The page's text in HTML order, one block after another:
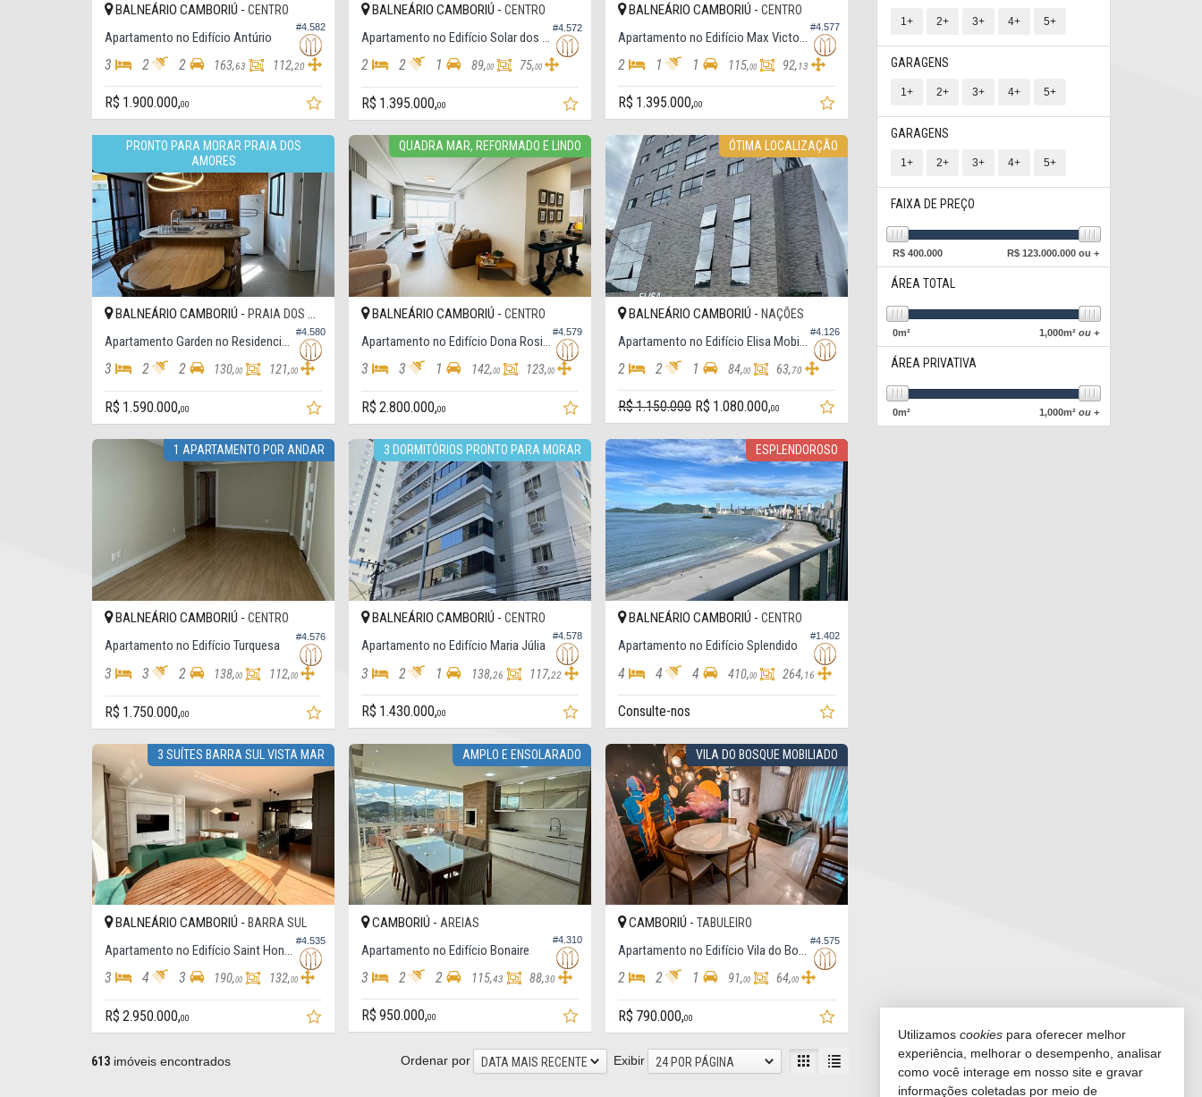
1+ 2+ 3+ 4+ 5+
GARAGENS
1+ 2+ 3+ 4+ 5+
GARAGENS
1+ 2+ 3+ 4+ 5+
FAIXA DE PREÇO
R$ 400.000 R$123.000.000 ou +
ÁREA TOTAL
0m² 1,000m²ou +
ÁREA PRIVATIVA
0m² 1,000m²ou +
#4.582
BALNEÁRIO CAMBORIÚ - CENTRO
Apartamento no Edifício Antúrio
3 2 2 163,63 112,20
R$ 1.900.000,00
#4.572
BALNEÁRIO CAMBORIÚ -CENTRO
2 2 1 89,00 75,00
R$ 1.395.000,00
#4.577
BALNEÁRIO CAMBORIÚ -CENTRO
2 1 1 115,00 92,13
R$ 1.395.000,00
PRONTO PARA MORAR PRAIA DOS
AMORES
#4.580
BALNEÁRIO CAMBORIÚ - PRAIA DOS AMORES
Apartamento Garden no Residencial Veneto
3 2 2 130,00 121,00
R$ 1.590.000,00
QUADRA MAR, REFORMADO E LINDO
#4.579
BALNEÁRIO CAMBORIÚ -CENTRO
Apartamento no Edifício Dona Rosinha, Quadra Mar
3 3 1 142,00 123,00
R$ 2.800.000,00
ÓTIMA LOCALIZAÇÃO
#4.126
BALNEÁRIO CAMBORIÚ -NAÇÕES
Apartamento no Edifício Elisa Mobiliado
2 2 1 84,00 63,70
R$ 1.150.000 R$ 1.080.000,00
1 APARTAMENTO POR ANDAR
#4.576
BALNEÁRIO CAMBORIÚ - CENTRO
Apartamento no Edifício Turquesa
3 3 2 138,00 112,00
R$ 1.750.000,00
3 DORMITÓRIOS PRONTO PARA MORAR
#4.578
BALNEÁRIO CAMBORIÚ -CENTRO
Apartamento no Edifício Maria Júlia
3 2 1 138,26 117,22
R$ 1.430.000,00
ESPLENDOROSO
#1.402
BALNEÁRIO CAMBORIÚ -CENTRO
Apartamento no Edifício Splendido
4 4 4 410,00 264,16
Consulte-nos
3 SUÍTES BARRA SUL VISTA MAR
#4.535
BALNEÁRIO CAMBORIÚ - BARRA SUL
Apartamento no Edifício Saint Honorat
3 4 3 190,00 132,00
R$ 2.950.000,00
AMPLO E ENSOLARADO
#4.310
CAMBORIÚ -AREIAS
Apartamento no Edifício Bonaire
3 2 2 115,43 88,30
R$ 950.000,00
VILA DO BOSQUE MOBILIADO
#4.575
CAMBORIÚ -TABULEIRO
Apartamento no Edifício Vila do Bosque, Apto Tipo
2 2 1 91,00 64,00
R$ 790.000,00
613 imóveis encontrados Exibir 24 POR PÁGINA
Ordenar por DATA MAIS RECENTE
Utilizamos cookies para oferecer melhor
experiência, melhorar o desempenho, analisar
como você interage em nosso site e gravar
informações coletadas por meio de